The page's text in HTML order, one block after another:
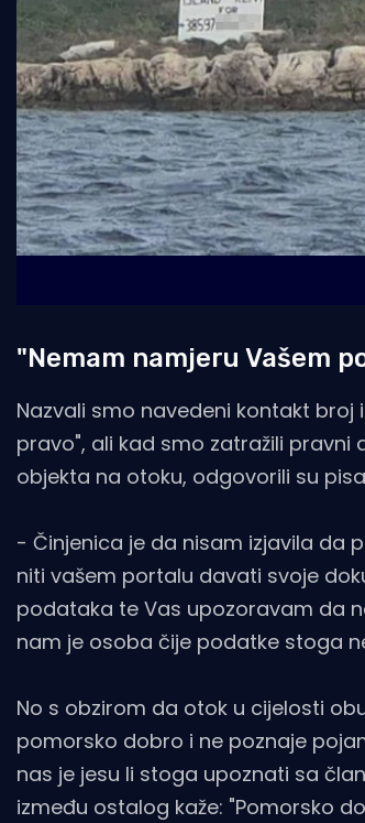
"Nemam namjeru Vašem
Nazvali smo navedeni kontakt
pravo", ali kad smo zatražili
objekta na otoku, odgovorili su
- Činjenica je da nisam izjavila da
niti vašem portalu davati svoje
podataka te Vas upozoravam da
nam je osoba čije podatke stoga
No s obzirom da otok u cijelosti
pomorsko dobro i ne poznaje
nas je jesu li stoga upoznati sa
između ostalog kaže: "Pomorsko